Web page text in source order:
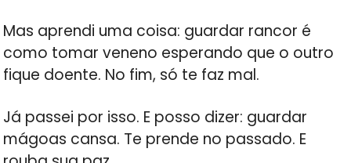
Mas aprendi uma coisa: guardar rancor é
como tomar veneno esperando que o outro
fique doente. No fim, só te faz mal.
Já passei por isso. E posso dizer: guardar
mágoas cansa. Te prende no passado. E